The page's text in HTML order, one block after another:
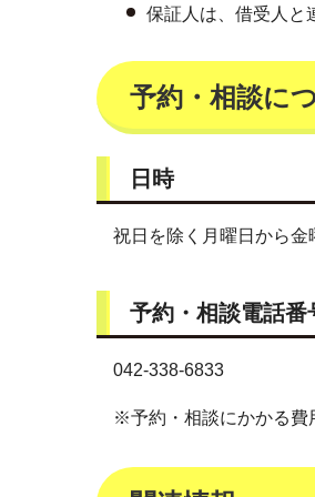
保証人は、借受人と
予約・相談に
日時
祝日を除く月曜日から金
予約・相談電話番
042-338-6833
※予約・相談にかかる費